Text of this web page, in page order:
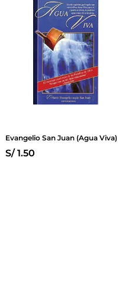
Evangelio San Juan (Agua Viva)
S/1.50